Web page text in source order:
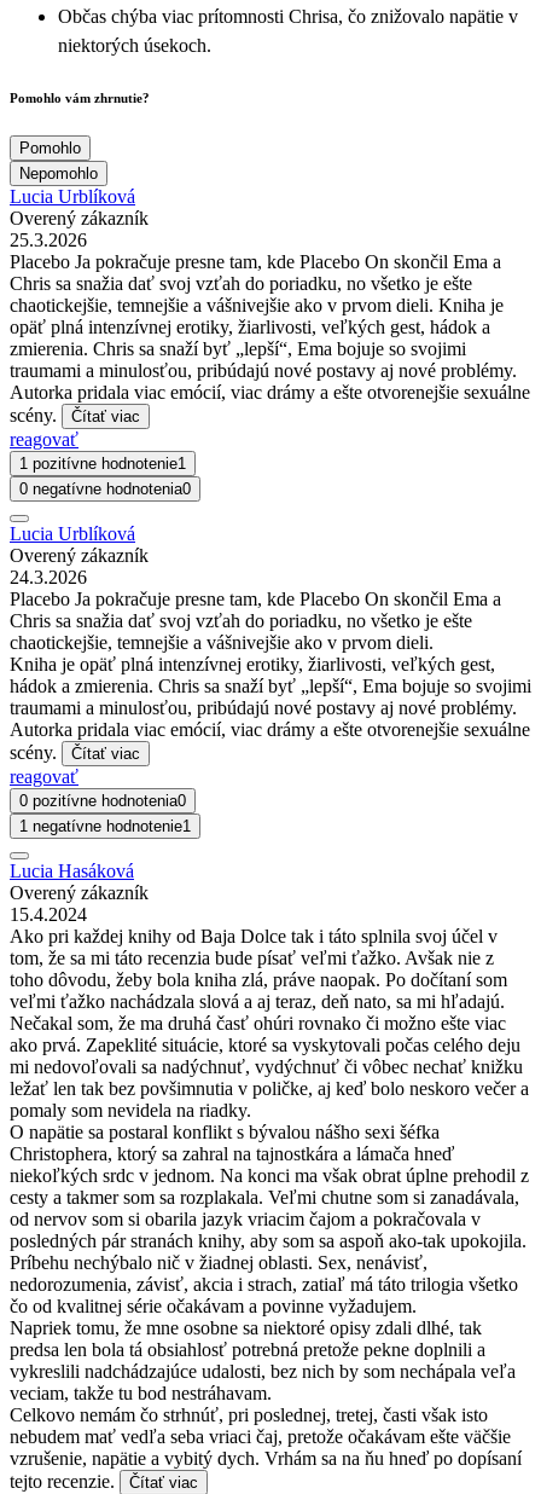
Občas chýba viac prítomnosti Chrisa, čo znižovalo napätie v
niektorých úsekoch.
Pomohlo vám zhrnutie?
Pomohlo
Nepomohlo
Lucia Urblíková
Overený zákazník
25.3.2026
Placebo Ja pokračuje presne tam, kde Placebo On skončil Ema a
Chris sa snažia dať svoj vzťah do poriadku, no všetko je ešte
chaotickejšie, temnejšie a vášnivejšie ako v prvom dieli. Kniha je
opäť plná intenzívnej erotiky, žiarlivosti, veľkých gest, hádok a
zmierenia. Chris sa snaží byť „lepší“, Ema bojuje so svojimi
traumami a minulosťou, pribúdajú nové postavy aj nové problémy.
Autorka pridala viac emócií, viac drámy a ešte otvorenejšie sexuálne
scény.
Čítať viac
reagovať
1 pozitívne hodnotenie1
0 negatívne hodnotenia0
Lucia Urblíková
Overený zákazník
24.3.2026
Placebo Ja pokračuje presne tam, kde Placebo On skončil Ema a
Chris sa snažia dať svoj vzťah do poriadku, no všetko je ešte
chaotickejšie, temnejšie a vášnivejšie ako v prvom dieli.
Kniha je opäť plná intenzívnej erotiky, žiarlivosti, veľkých gest,
hádok a zmierenia. Chris sa snaží byť „lepší“, Ema bojuje so svojimi
traumami a minulosťou, pribúdajú nové postavy aj nové problémy.
Autorka pridala viac emócií, viac drámy a ešte otvorenejšie sexuálne
scény.
Čítať viac
reagovať
0 pozitívne hodnotenia0
1 negatívne hodnotenie1
Lucia Hasáková
Overený zákazník
15.4.2024
Ako pri každej knihy od Baja Dolce tak i táto splnila svoj účel v
tom, že sa mi táto recenzia bude písať veľmi ťažko. Avšak nie z
toho dôvodu, žeby bola kniha zlá, práve naopak. Po dočítaní som
veľmi ťažko nachádzala slová a aj teraz, deň nato, sa mi hľadajú.
Nečakal som, že ma druhá časť ohúri rovnako či možno ešte viac
ako prvá. Zapeklité situácie, ktoré sa vyskytovali počas celého deju
mi nedovoľovali sa nadýchnuť, vydýchnuť či vôbec nechať knižku
ležať len tak bez povšimnutia v poličke, aj keď bolo neskoro večer a
pomaly som nevidela na riadky.
O napätie sa postaral konflikt s bývalou nášho sexi šéfka
Christophera, ktorý sa zahral na tajnostkára a lámača hneď
niekoľkých srdc v jednom. Na konci ma však obrat úplne prehodil z
cesty a takmer som sa rozplakala. Veľmi chutne som si zanadávala,
od nervov som si obarila jazyk vriacim čajom a pokračovala v
posledných pár stranách knihy, aby som sa aspoň ako-tak upokojila.
Príbehu nechýbalo nič v žiadnej oblasti. Sex, nenávisť,
nedorozumenia, závisť, akcia i strach, zatiaľ má táto trilogia všetko
čo od kvalitnej série očakávam a povinne vyžadujem.
Napriek tomu, že mne osobne sa niektoré opisy zdali dlhé, tak
predsa len bola tá obsiahlosť potrebná pretože pekne doplnili a
vykreslili nadchádzajúce udalosti, bez nich by som nechápala veľa
veciam, takže tu bod nestráhavam.
Celkovo nemám čo strhnúť, pri poslednej, tretej, časti však isto
nebudem mať vedľa seba vriaci čaj, pretože očakávam ešte väčšie
vzrušenie, napätie a vybitý dych. Vrhám sa na ňu hneď po dopísaní
tejto recenzie.
Čítať viac